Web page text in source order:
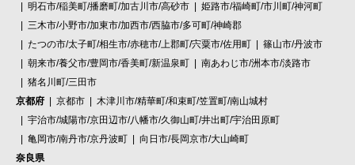
明石市/稲美町/播磨町/加古川市/高砂市
姫路市/福崎町/市川町/神河町
三木市/小野市/加東市/加西市/西脇市/多可町/神崎郡
たつの市/太子町/相生市/赤穂市/上郡町/宍粟市/佐用町
篠山市/丹波市
朝来市/養父市/豊岡市/香美町/新温泉町
南あわじ市/洲本市/淡路市
猪名川町/三田市
京都府
京都市
木津川市/精華町/和束町/笠置町/南山城村
宇治市/城陽市/京田辺市/八幡市/久御山町/井出町/宇治田原町
亀岡市/南丹市/京丹波町
向日市/長岡京市/大山崎町
奈良県